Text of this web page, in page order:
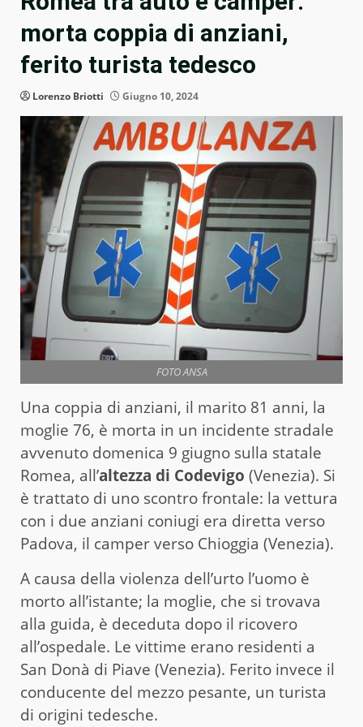
morta coppia di anziani,
ferito turista tedesco
Lorenzo Briotti Giugno 10, 2024
FOTO ANSA
Una coppia di anziani, il marito 81 anni, la
moglie 76, è morta in un incidente stradale
avvenuto domenica 9 giugno sulla statale
Romea, all’altezza di Codevigo (Venezia). Si
è trattato di uno scontro frontale: la vettura
con i due anziani coniugi era diretta verso
Padova, il camper verso Chioggia (Venezia).
A causa della violenza dell’urto l’uomo è
morto all’istante; la moglie, che si trovava
alla guida, è deceduta dopo il ricovero
all’ospedale. Le vittime erano residenti a
San Donà di Piave (Venezia). Ferito invece il
conducente del mezzo pesante, un turista
di origini tedesche.